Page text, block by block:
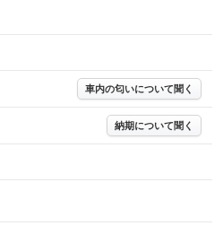
車内の匂いについて聞く
納期について聞く